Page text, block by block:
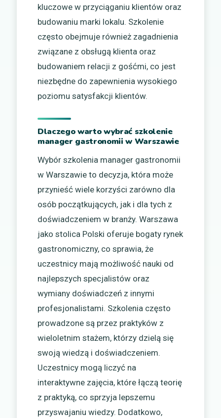
kluczowe w przyciąganiu klientów oraz
budowaniu marki lokalu. Szkolenie
często obejmuje również zagadnienia
związane z obsługą klienta oraz
budowaniem relacji z gośćmi, co jest
niezbędne do zapewnienia wysokiego
poziomu satysfakcji klientów.
Dlaczego warto wybrać szkolenie
manager gastronomii w Warszawie
Wybór szkolenia manager gastronomii
w Warszawie to decyzja, która może
przynieść wiele korzyści zarówno dla
osób początkujących, jak i dla tych z
doświadczeniem w branży. Warszawa
jako stolica Polski oferuje bogaty rynek
gastronomiczny, co sprawia, że
uczestnicy mają możliwość nauki od
najlepszych specjalistów oraz
wymiany doświadczeń z innymi
profesjonalistami. Szkolenia często
prowadzone są przez praktyków z
wieloletnim stażem, którzy dzielą się
swoją wiedzą i doświadczeniem.
Uczestnicy mogą liczyć na
interaktywne zajęcia, które łączą teorię
z praktyką, co sprzyja lepszemu
przyswajaniu wiedzy. Dodatkowo,